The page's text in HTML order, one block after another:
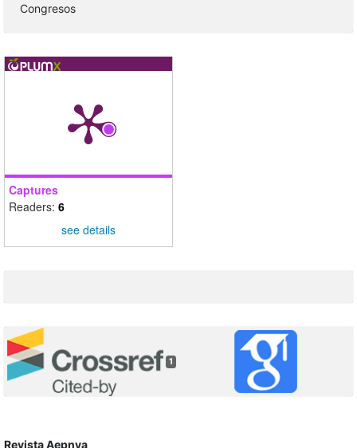
Congresos
Captures
Readers: 6
see details
1
Revista Aepnya